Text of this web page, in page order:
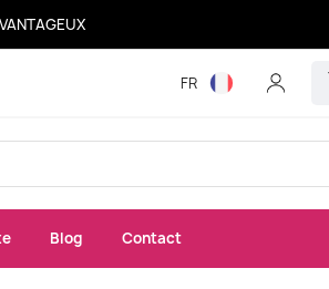
FR
Blog Contact